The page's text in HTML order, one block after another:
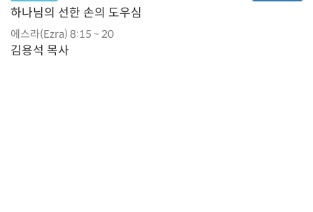
하나님의 선한 손의 도우심
에스라(Ezra) 8:15 ~ 20
김용석 목사